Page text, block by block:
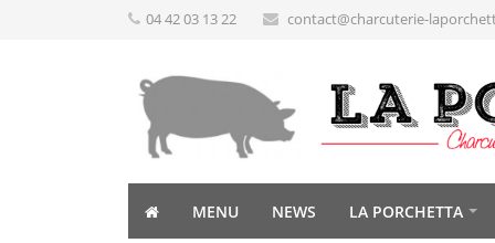
04 42 03 13 22 contact@charcuterie-
MENU NEWS LA PORCHETTA